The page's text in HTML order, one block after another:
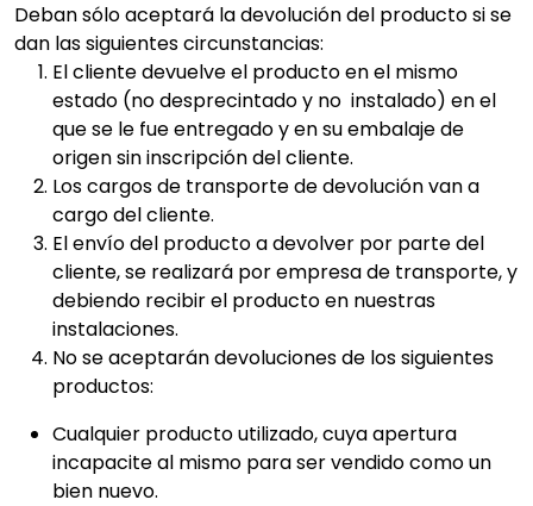
Deban sólo aceptará la devolución del producto si se
dan las siguientes circunstancias:
El cliente devuelve el producto en el mismo
estado (no desprecintado y no instalado) en el
que se le fue entregado y en su embalaje de
origen sin inscripción del cliente.
Los cargos de transporte de devolución van a
cargo del cliente.
El envío del producto a devolver por parte del
cliente, se realizará por empresa de transporte, y
debiendo recibir el producto en nuestras
instalaciones.
No se aceptarán devoluciones de los siguientes
productos:
Cualquier producto utilizado, cuya apertura
incapacite al mismo para ser vendido como un
bien nuevo.